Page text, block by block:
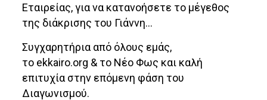
Εταιρείας, για να κατανοήσετε το μέγεθος
της διάκρισης του Γιάννη…
Συγχαρητήρια από όλους εμάς,
το ekkairo.org & το Νέο Φως και καλή
επιτυχία στην επόμενη φάση του
Διαγωνισμού.